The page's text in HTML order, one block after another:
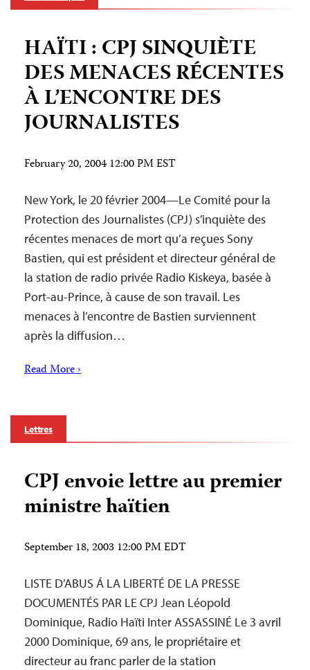
HAÏTI : CPJ SINQUIÈTE
DES MENACES RÉCENTES
À L’ENCONTRE DES
JOURNALISTES
February 20, 2004 12:00 PM EST
New York, le 20 février 2004—Le Comité pour la
Protection des Journalistes (CPJ) s’inquiète des
récentes menaces de mort qu’a reçues Sony
Bastien, qui est président et directeur général de
la station de radio privée Radio Kiskeya, basée à
Port-au-Prince, à cause de son travail. Les
menaces à l’encontre de Bastien surviennent
après la diffusion…
Read More ›
Lettres
CPJ envoie lettre au premier
ministre haïtien
September 18, 2003 12:00 PM EDT
LISTE D’ABUS Á LA LIBERTÉ DE LA PRESSE
DOCUMENTÉS PAR LE CPJ Jean Léopold
Dominique, Radio Haïti Inter ASSASSINÉ Le 3 avril
2000 Dominique, 69 ans, le propriétaire et
directeur au franc parler de la station